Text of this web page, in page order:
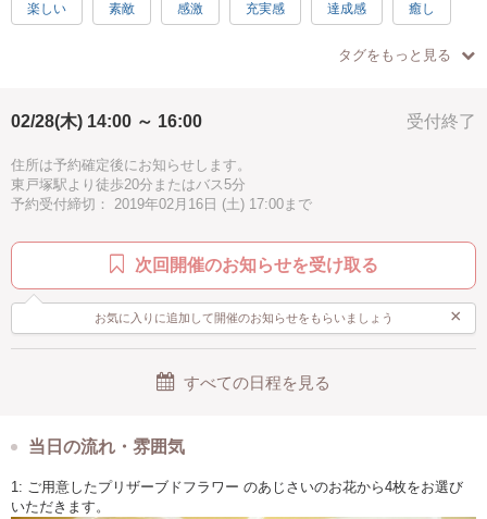
不器用だから…とおっしゃる方も、大丈夫です。
少人数制なので、レジンや資格、お教室運営などについての質問もして
もちろん、手ぶらでお越しください。
工具はすべてご用意しております。
レッスンの帰りには、素敵な本物のお花のアクセサリーをお持ち帰りい
楽しい 素敵 感激 充実感 達成感 癒し
ピンク
タグをもっと見る
受付終了
02/28(木) 14:00 ～ 16:00
住所は予約確定後にお知らせします。
東戸塚駅より徒歩20分またはバス5分
予約受付締切： 2019年02月16日 (土) 17:00まで
次回開催のお知らせを受け取る
お気に入りに追加して開催のお知らせをもらいましょう ×
すべての日程を見る
当日の流れ・雰囲気
1: ご用意したプリザーブドフラワー のあじさいのお花から4枚をお選び
いただきます。